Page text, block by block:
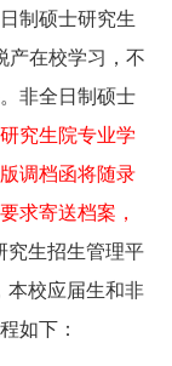
制硕士研究生
产在校学习，不
非全日制硕士
究生院专业学
调档函将随录
求寄送档案，
究生招生管理平
本校应届生和非
如下：